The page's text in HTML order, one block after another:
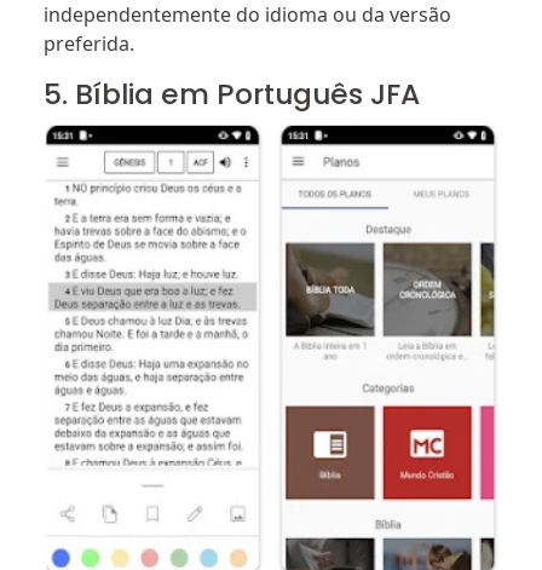
independentemente do idioma ou da versão
preferida.
5. Bíblia em Português JFA